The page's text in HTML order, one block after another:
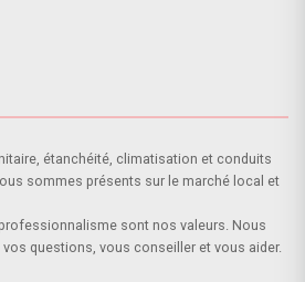
étanchéité, climatisation et conduits
sommes présents sur le marché local et
sont nos valeurs. Nous
questions, vous conseiller et vous aider.